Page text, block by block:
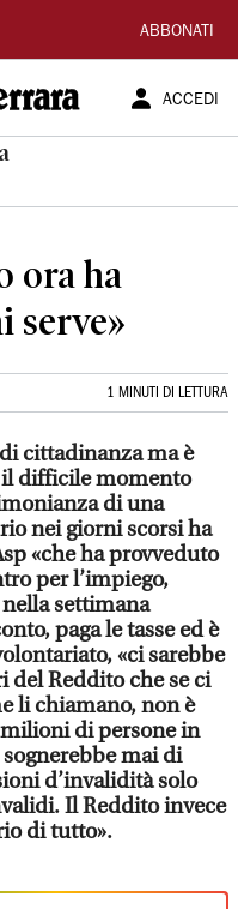
ABBONATI
ACCEDI
ora ha
serve»
1 MINUTI DI LETTURA
cittadinanza ma è
il difficile momento
di una
nei giorni scorsi ha
«che ha provveduto
per l’impiego,
settimana
paga le tasse ed è
«ci sarebbe
del Reddito che se ci
li chiamano, non è
di persone in
mai di
d’invalidità solo
Il Reddito invece
di tutto».